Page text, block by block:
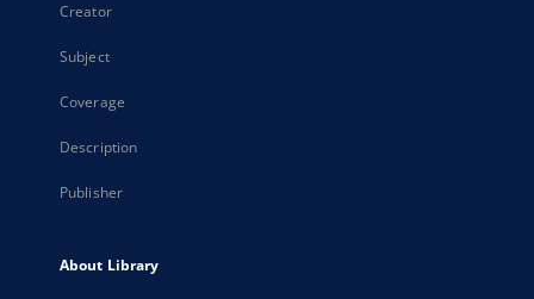
Creator
Subject
Coverage
Description
Publisher
About Library